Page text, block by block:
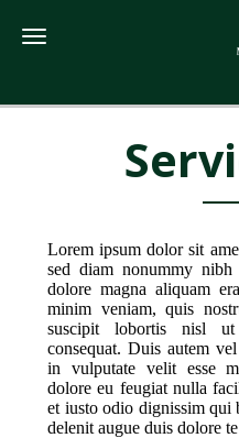
Toggle navigation
Lorem ipsum dolor sit
sed diam nonummy
dolore magna aliquam
minim veniam, quis
suscipit lobortis nisl
consequat. Duis autem
in vulputate velit esse
dolore eu feugiat nulla
et iusto odio dignissim qui
delenit augue duis dolore